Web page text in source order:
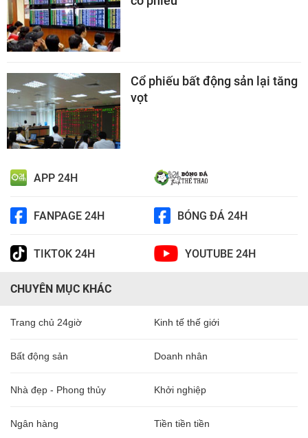
Cổ phiếu bất động sản lại tăng
vọt
APP 24H
FANPAGE 24H BÓNG ĐÁ 24H
TIKTOK 24H YOUTUBE 24H
CHUYÊN MỤC KHÁC
Trang chủ 24giờ Kinh tế thế giới
Bất động sản Doanh nhân
Nhà đẹp - Phong thủy Khởi nghiệp
Ngân hàng Tiền tiền tiền